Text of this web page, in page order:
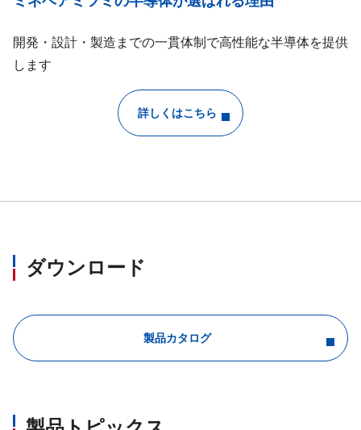
開発・設計・製造までの一貫体制で高性能な半導体を提供
します
詳しくはこちら
ダウンロード
製品カタログ